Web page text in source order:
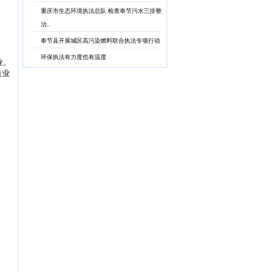
业
重庆市生态环境执法总队 检查奉节污水三排整
治..
奉节县开展城区高污染燃料联合执法专项行动
环保执法有力度也有温度